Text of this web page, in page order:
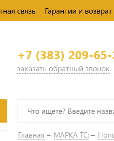
связь Гарантии и возврат
+7 (383) 209-
заказать обратный звонок
Главная МАРКА ТС: